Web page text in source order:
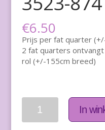
€6.50
Prijs per fat quarter
2 fat quarters
rol (+/-155cm breed)
In